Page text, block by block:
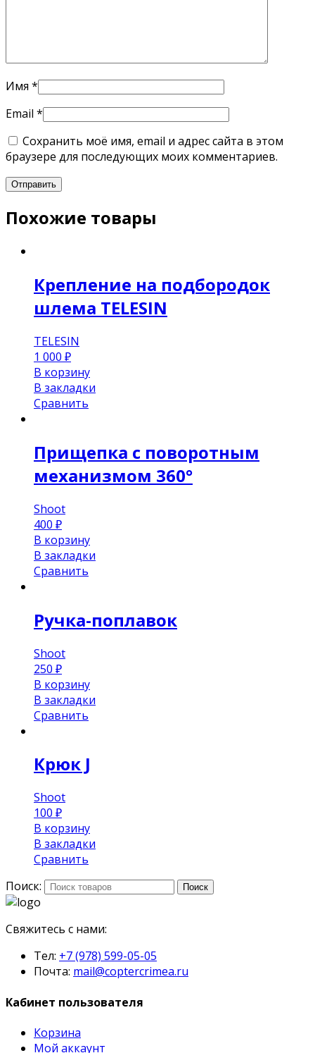
Имя *
Email *
Сохранить моё имя, email и адрес сайта в этом
браузере для последующих моих комментариев.
Похожие товары
Крепление на подбородок
шлема TELESIN
TELESIN
1 000 ₽
В корзину
В закладки
Сравнить
Прищепка с поворотным
механизмом 360°
Shoot
400 ₽
В корзину
В закладки
Сравнить
Ручка-поплавок
Shoot
250 ₽
В корзину
В закладки
Сравнить
Крюк J
Shoot
100 ₽
В корзину
В закладки
Сравнить
Поиск:
Поиск
Свяжитесь с нами:
Тел: +7 (978) 599-05-05
Почта: mail@coptercrimea.ru
Кабинет пользователя
Корзина
Мой аккаунт